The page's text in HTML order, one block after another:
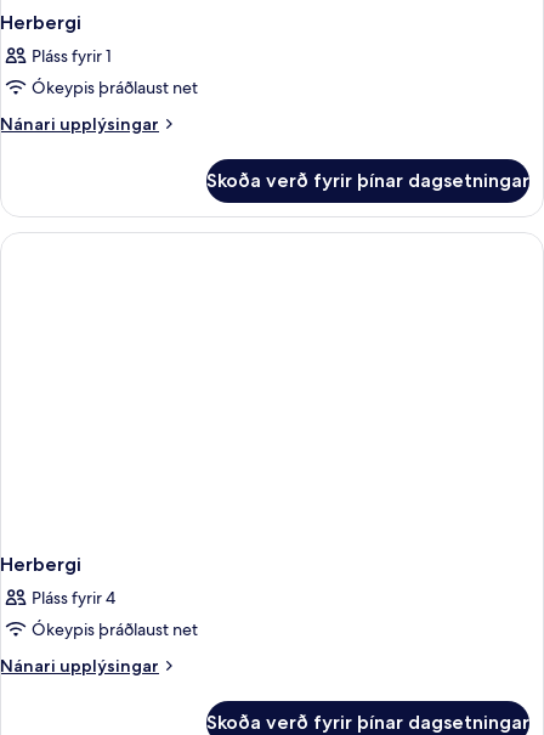
Herbergi
Pláss fyrir 1
Ókeypis þráðlaust net
Nánari upplýsingar
Nánari
Skoða verð fyrir þínar dagsetningar
Herbergi
Pláss fyrir 4
Ókeypis þráðlaust net
Nánari upplýsingar
Nánari
Skoða verð fyrir þínar dagsetningar